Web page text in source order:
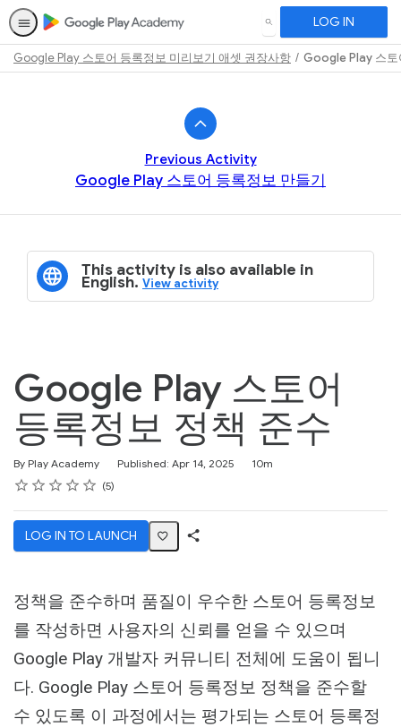
SEARCH LOG IN
Google Play 스토어 등록정보 미리보기 애셋 권장사항 Google Play 스토
Previous Activity
Google Play 스토어 등록정보 만들기
This activity is also available in
English.View activity
Google Play 스토어
등록정보 정책 준수
By Play Academy Published: Apr 14, 2025
Duration
10m
Rating
1 star
2 stars
3 stars
4 stars
5 stars
Average rating: 4.8 5
5 reviews
LOG IN TO LAUNCH
정책을 준수하며 품질이 우수한 스토어 등록정보
를 작성하면 사용자의 신뢰를 얻을 수 있으며
Google Play 개발자 커뮤니티 전체에 도움이 됩니
다. Google Play 스토어 등록정보 정책을 준수할
수 있도록 이 과정에서는 평가되는 스토어 등록정